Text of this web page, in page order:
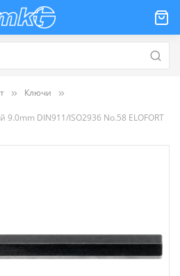
Ключи
DIN911/ISO2936 No.58 ELOFORT